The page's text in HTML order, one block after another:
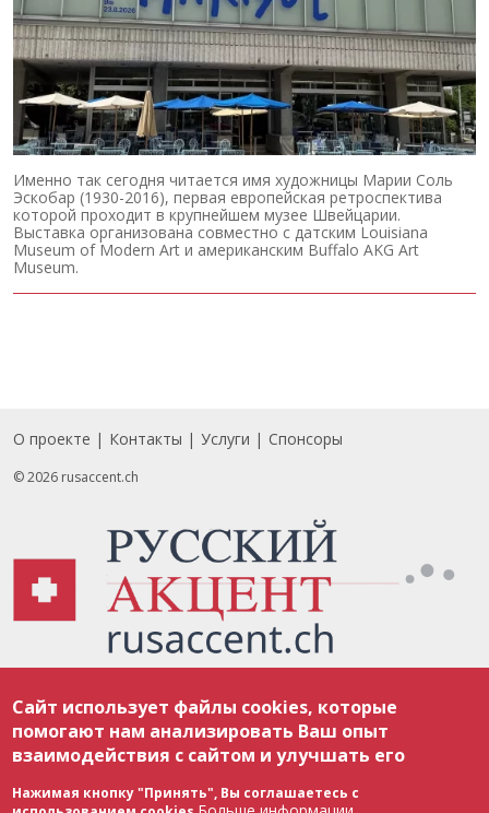
Именно так сегодня читается имя художницы Марии Соль
Эскобар (1930-2016), первая европейская ретроспектива
которой проходит в крупнейшем музее Швейцарии.
Выставка организована совместно с датским Louisiana
Museum of Modern Art и американским Buffalo AKG Art
Museum.
Footer
О проекте Контакты Услуги Спонсоры
© 2026 rusaccent.ch
соответствии с законодательством Швейцарии об авторском праве и
международными соглашениями. Полное или частичное использование
материалов возможно только с разрешения редакции. В случае полного
или частичного воспроизведения материалов сайта rusaccent.ch,
ОБЯЗАТЕЛЬНА АКТИВНАЯ ГИПЕРССЫЛКА на конкретный заимствованный
текст. Фотоизображения, размещенные редакцией rusaccent.ch, являются
ее исключительной собственностью. Полное или частичное
Сайт использует файлы cookies, которые
помогают нам анализировать Ваш опыт
взаимодействия с сайтом и улучшать его
Нажимая кнопку "Принять", Вы соглашаетесь с